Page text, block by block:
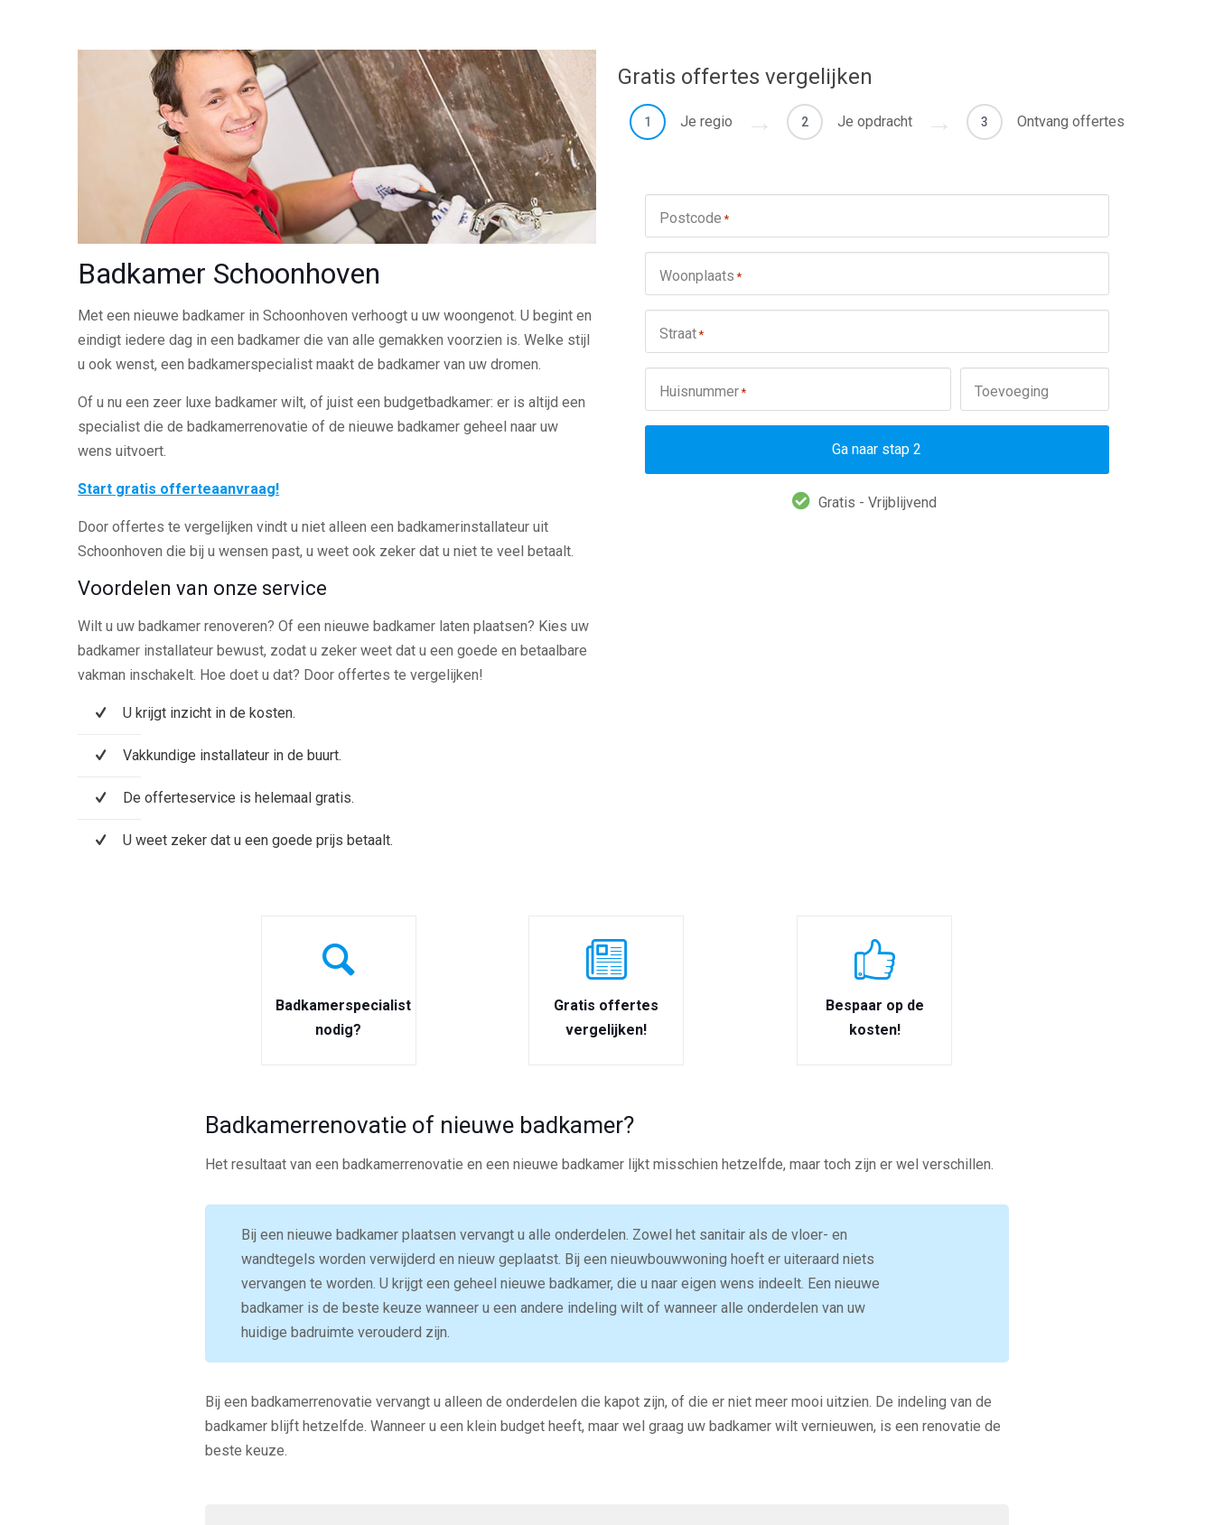
Badkamer Schoonhoven
Met een nieuwe badkamer in Schoonhoven verhoogt u uw woongenot. U begint en
eindigt iedere dag in een badkamer die van alle gemakken voorzien is. Welke stijl
u ook wenst, een badkamerspecialist maakt de badkamer van uw dromen.
Of u nu een zeer luxe badkamer wilt, of juist een budgetbadkamer: er is altijd een
specialist die de badkamerrenovatie of de nieuwe badkamer geheel naar uw
wens uitvoert.
Start gratis offerteaanvraag!
Door offertes te vergelijken vindt u niet alleen een badkamerinstallateur uit
Schoonhoven die bij u wensen past, u weet ook zeker dat u niet te veel betaalt.
Voordelen van onze service
Wilt u uw badkamer renoveren? Of een nieuwe badkamer laten plaatsen? Kies uw
badkamer installateur bewust, zodat u zeker weet dat u een goede en betaalbare
vakman inschakelt. Hoe doet u dat? Door offertes te vergelijken!
U krijgt inzicht in de kosten.
Vakkundige installateur in de buurt.
De offerteservice is helemaal gratis.
U weet zeker dat u een goede prijs betaalt.
Gratis offertes vergelijken
1 Je regio 2 Je opdracht 3 Ontvang offertes
Postcode *
Woonplaats *
Straat*
Huisnummer* Toevoeging
Ga naar stap 2
Gratis - Vrijblijvend
Badkamerspecialist
nodig?
Gratis offertes
vergelijken!
Bespaar op de
kosten!
Badkamerrenovatie of nieuwe badkamer?
Het resultaat van een badkamerrenovatie en een nieuwe badkamer lijkt misschien hetzelfde, maar toch zijn er wel verschillen.
Bij een nieuwe badkamer plaatsen vervangt u alle onderdelen. Zowel het sanitair als de vloer- en
wandtegels worden verwijderd en nieuw geplaatst. Bij een nieuwbouwwoning hoeft er uiteraard niets
vervangen te worden. U krijgt een geheel nieuwe badkamer, die u naar eigen wens indeelt. Een nieuwe
badkamer is de beste keuze wanneer u een andere indeling wilt of wanneer alle onderdelen van uw
huidige badruimte verouderd zijn.
Bij een badkamerrenovatie vervangt u alleen de onderdelen die kapot zijn, of die er niet meer mooi uitzien. De indeling van de
badkamer blijft hetzelfde. Wanneer u een klein budget heeft, maar wel graag uw badkamer wilt vernieuwen, is een renovatie de
beste keuze.